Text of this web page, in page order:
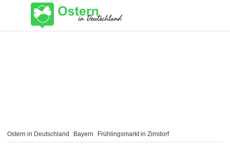
Ostern in Deutschland Bayern Frühlingsmarkt in Zirndorf